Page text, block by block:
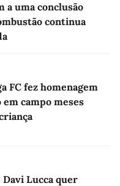
a uma conclusão
continua
FC fez homenagem
campo meses
Lucca quer